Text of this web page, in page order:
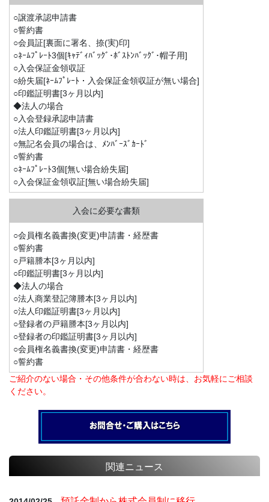
○譲渡承認申請書
○誓約書
○会員証[裏面に署名、捺(実)印]
○ﾈｰﾑﾌﾟﾚｰﾄ3個[ｷｬﾃﾞｨﾊﾞｯｸﾞ･ﾎﾞｽﾄﾝﾊﾞｯｸﾞ･帽子用]
○入会保証金領収証
○紛失届[ﾈｰﾑﾌﾟﾚｰﾄ・入会保証金領収証が無い場合]
○印鑑証明書[3ヶ月以内]
◆法人の場合
○入会登録承認申請書
○法人印鑑証明書[3ヶ月以内]
○無記名会員の場合は、ﾒﾝﾊﾞｰｽﾞｶｰﾄﾞ
○誓約書
○ﾈｰﾑﾌﾟﾚｰﾄ3個[無い場合紛失届]
○入会保証金領収証[無い場合紛失届]
○会員権名義書換(変更)申請書・経歴書
○誓約書
○戸籍謄本[3ヶ月以内]
○印鑑証明書[3ヶ月以内]
◆法人の場合
○法人商業登記簿謄本[3ヶ月以内]
○法人印鑑証明書[3ヶ月以内]
○登録者の戸籍謄本[3ヶ月以内]
○登録者の印鑑証明書[3ヶ月以内]
○会員権名義書換(変更)申請書・経歴書
○誓約書
ご紹介のない場合・その他条件が合わない時は、お気軽にご相談
ください。
関連ニュース